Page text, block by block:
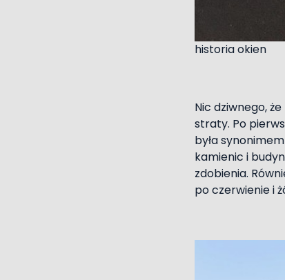
historia okien
Nic dziwnego,
straty. Po
była
kamienic i
zdobienia.
po czerwienie i